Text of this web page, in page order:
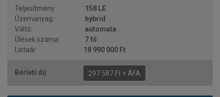
158 LE
hybrid
automata
7 fő
18 990 000 Ft
297 587 Ft + ÁFA